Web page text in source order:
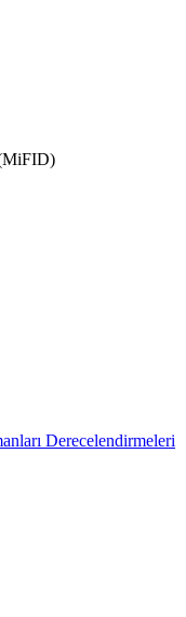
Derecelendirmeleri